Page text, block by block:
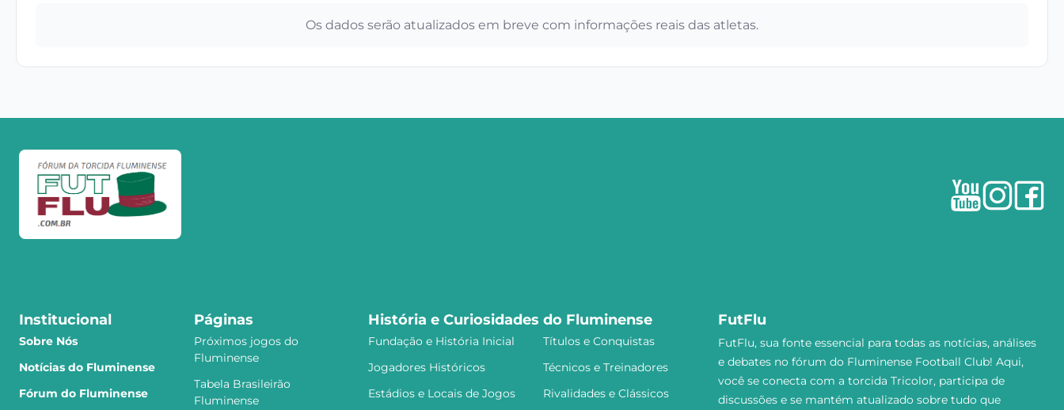
Os dados serão atualizados em breve com informações reais das atletas.
Institucional
Sobre Nós
Notícias do Fluminense
Fórum do Fluminense
Páginas
Próximos jogos do
Fluminense
Tabela Brasileirão
Fluminense
História e Curiosidades do Fluminense
Fundação e História Inicial
Títulos e Conquistas
Jogadores Históricos
Técnicos e Treinadores
Estádios e Locais de Jogos
Rivalidades e Clássicos
FutFlu
FutFlu, sua fonte essencial para todas as notícias, análises
e debates no fórum do Fluminense Football Club! Aqui,
você se conecta com a torcida Tricolor, participa de
discussões e se mantém atualizado sobre tudo que